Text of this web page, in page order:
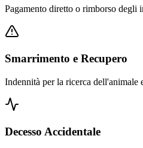
Pagamento diretto o rimborso degli
Smarrimento e Recupero
Indennità per la ricerca dell'animale
Decesso Accidentale